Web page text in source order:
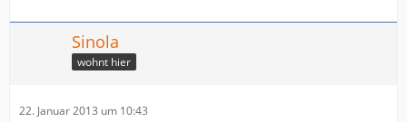
Sinola
wohnt hier
22. Januar 2013 um 10:43